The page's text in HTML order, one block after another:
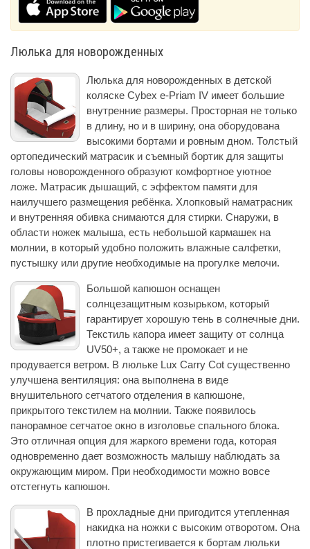
Люлька для новорожденных
Люлька для новорожденных в детской
коляске Cybex e-Priam IV имеет большие
внутренние размеры. Просторная не только
в длину, но и в ширину, она оборудована
высокими бортами и ровным дном. Толстый
ортопедический матрасик и съемный бортик для защиты
головы новорожденного образуют комфортное уютное
ложе. Матрасик дышащий, с эффектом памяти для
наилучшего размещения ребёнка. Хлопковый наматрасник
и внутренняя обивка снимаются для стирки. Снаружи, в
области ножек малыша, есть небольшой кармашек на
молнии, в который удобно положить влажные салфетки,
пустышку или другие необходимые на прогулке мелочи.
Большой капюшон оснащен
солнцезащитным козырьком, который
гарантирует хорошую тень в солнечные дни.
Текстиль капора имеет защиту от солнца
UV50+, а также не промокает и не
продувается ветром. В люльке Lux Carry Cot существенно
улучшена вентиляция: она выполнена в виде
внушительного сетчатого отделения в капюшоне,
прикрытого текстилем на молнии. Также появилось
панорамное сетчатое окно в изголовье спального блока.
Это отличная опция для жаркого времени года, которая
одновременно дает возможность малышу наблюдать за
окружающим миром. При необходимости можно вовсе
отстегнуть капюшон.
В прохладные дни пригодится утепленная
накидка на ножки с высоким отворотом. Она
плотно пристегивается к бортам люльки